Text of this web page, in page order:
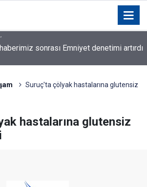
haberimiz sonrası Emniyet denetimi artırdı
Suruç'ta çölyak hastalarına glutensiz
hastalarına glutensiz